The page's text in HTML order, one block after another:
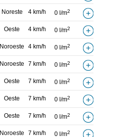
Noreste 4 km/h 0 l/m2
Oeste 4 km/h 0 l/m2
Noroeste 4 km/h 0 l/m2
Noroeste 7 km/h 0 l/m2
Oeste 7 km/h 0 l/m2
Oeste 7 km/h 0 l/m2
Oeste 7 km/h 0 l/m2
Noroeste 7 km/h 0 l/m2